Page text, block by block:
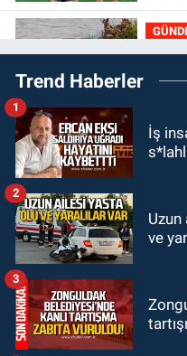
Trend Haberler
İş
1
ve
2
3